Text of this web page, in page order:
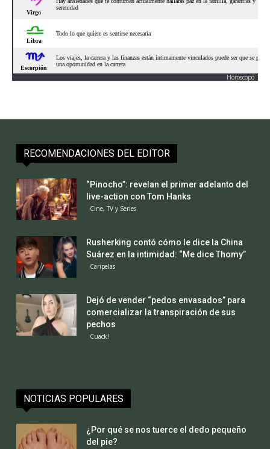
Horoscopo
RECOMENDACIONES DEL EDITOR
“Pinocho”: revelan el primer adelanto del
live-action con Tom Hanks
Cine, TV y Series
Rusherking contó cómo le dice la China
Suárez en la intimidad: “Me dice Thomy”
Caripelas
Dejó de vender “pedos envasados” para
comercializar la transpiración de sus
pechos
Cuack!
NOTICIAS POPULARES
¿Por qué se nos tuerce el dedo pequeño
del pie?